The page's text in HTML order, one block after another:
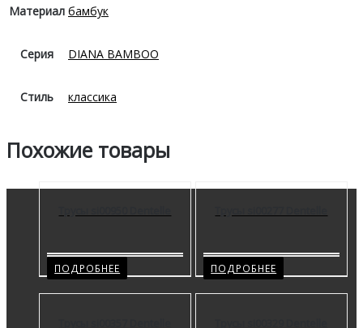
Материал бамбук
Серия DIANA BAMBOO
Стиль классика
Похожие товары
ПОДРОБНЕЕ ПОДРОБНЕЕ